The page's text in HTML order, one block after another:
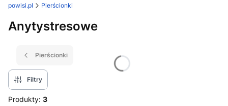
powisi.pl Pierścionki
Anytystresowe
Pierścionki
Filtry
Produkty: 3